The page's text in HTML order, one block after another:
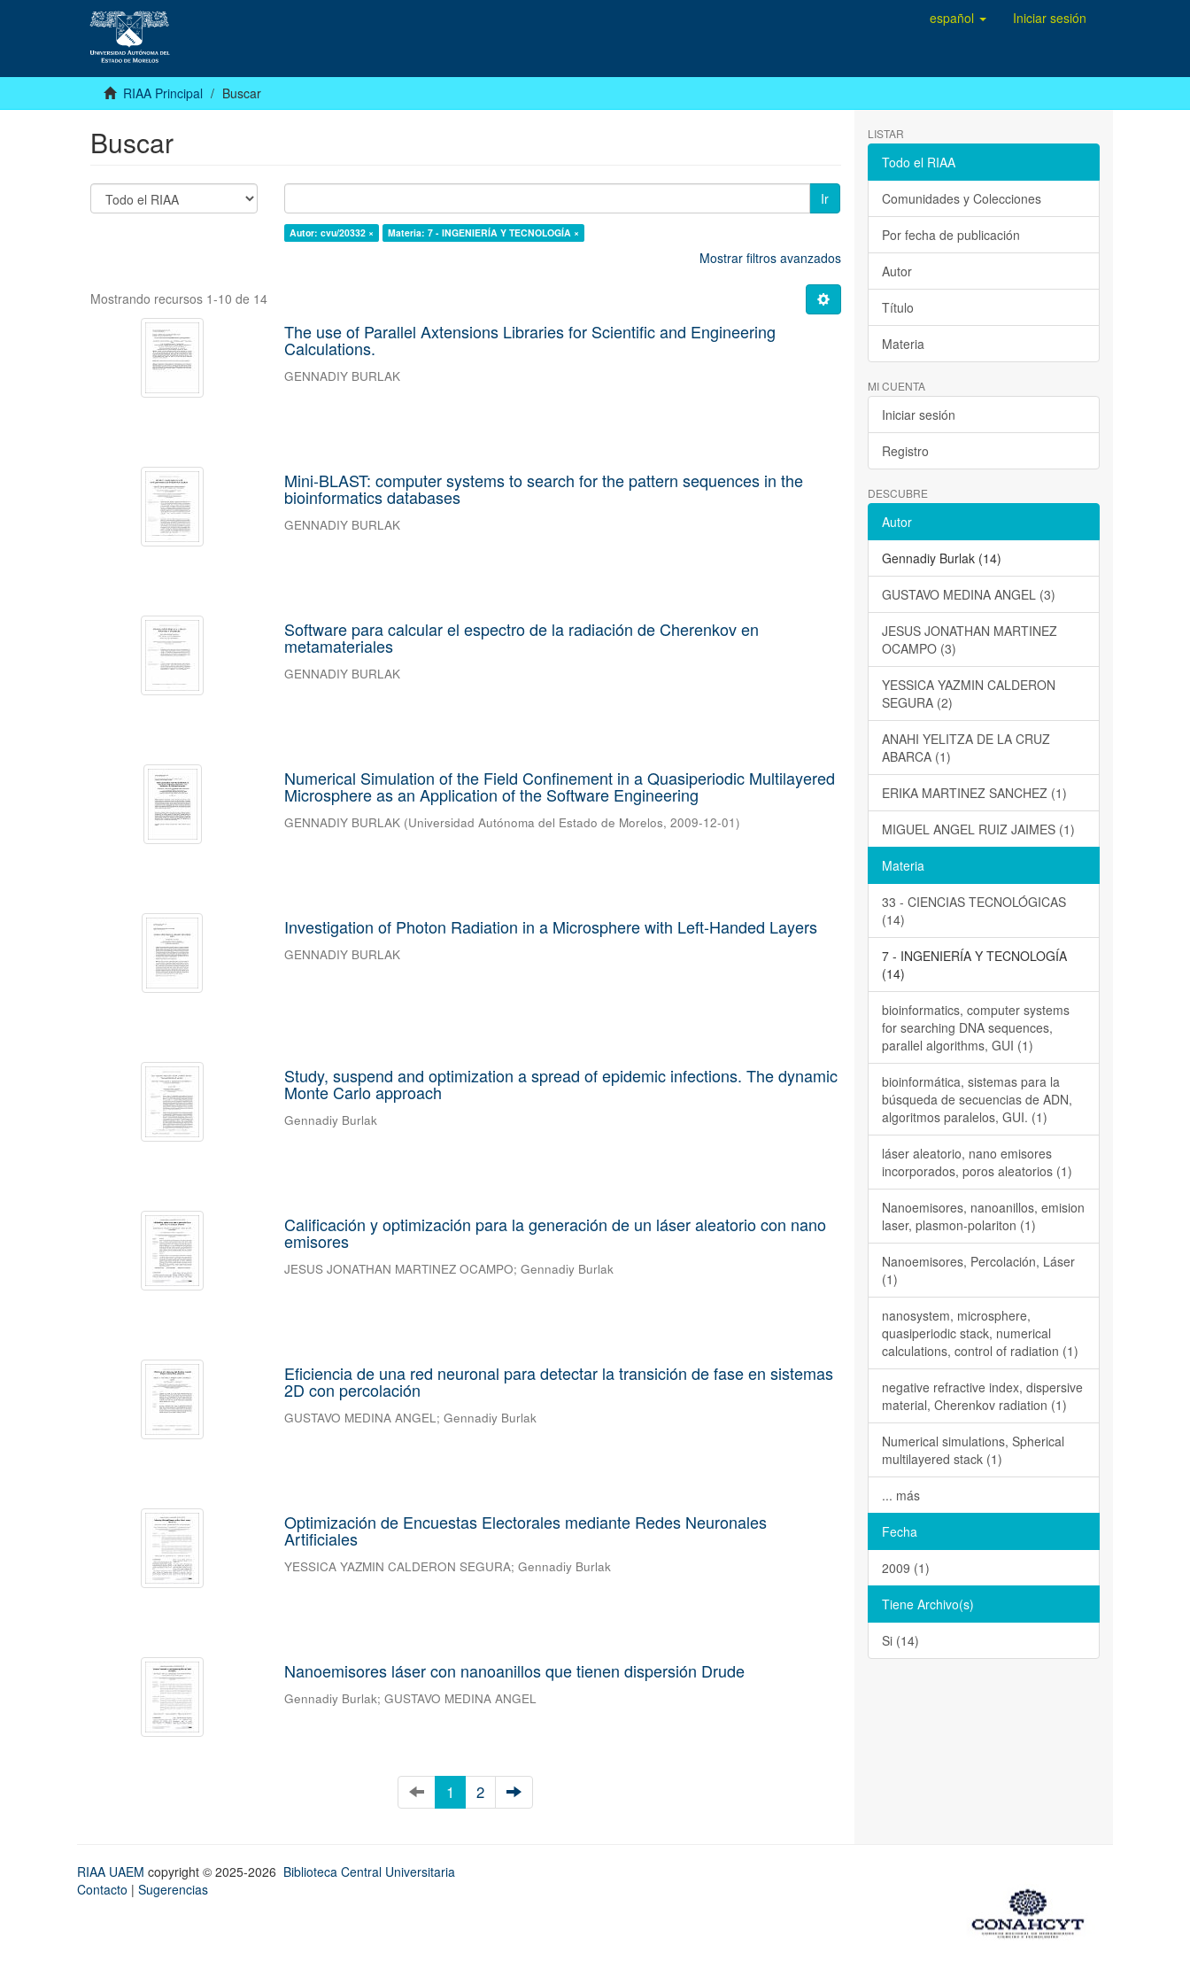
español Iniciar sesión
RIAA Principal Buscar
Buscar
Ir
Autor: cvu/20332 × Materia: 7 - INGENIERÍA Y TECNOLOGÍA ×
Mostrar filtros avanzados
Mostrando recursos 1-10 de 14
The use of Parallel Axtensions Libraries for Scientific and Engineering
Calculations.
GENNADIY BURLAK
Mini-BLAST: computer systems to search for the pattern sequences in the
bioinformatics databases
GENNADIY BURLAK
Software para calcular el espectro de la radiación de Cherenkov en
metamateriales
GENNADIY BURLAK
Numerical Simulation of the Field Confinement in a Quasiperiodic Multilayered
Microsphere as an Application of the Software Engineering
GENNADIY BURLAK (Universidad Autónoma del Estado de Morelos,2009-12-01)
Investigation of Photon Radiation in a Microsphere with Left-Handed Layers
GENNADIY BURLAK
Study, suspend and optimization a spread of epidemic infections. The dynamic
Monte Carlo approach
Gennadiy Burlak
Calificación y optimización para la generación de un láser aleatorio con nano
emisores
JESUS JONATHAN MARTINEZ OCAMPO;Gennadiy Burlak
Eficiencia de una red neuronal para detectar la transición de fase en sistemas
2D con percolación
GUSTAVO MEDINA ANGEL;Gennadiy Burlak
Optimización de Encuestas Electorales mediante Redes Neuronales
Artificiales
YESSICA YAZMIN CALDERON SEGURA;Gennadiy Burlak
Nanoemisores láser con nanoanillos que tienen dispersión Drude
Gennadiy Burlak;GUSTAVO MEDINA ANGEL
1 2
LISTAR
Todo el RIAA
Comunidades y Colecciones
Por fecha de publicación
Autor
Título
Materia
MI CUENTA
Iniciar sesión
Registro
DESCUBRE
Autor
Gennadiy Burlak (14)
GUSTAVO MEDINA ANGEL (3)
JESUS JONATHAN MARTINEZ
OCAMPO (3)
YESSICA YAZMIN CALDERON
SEGURA (2)
ANAHI YELITZA DE LA CRUZ
ABARCA (1)
ERIKA MARTINEZ SANCHEZ (1)
MIGUEL ANGEL RUIZ JAIMES (1)
Materia
33 - CIENCIAS TECNOLÓGICAS
(14)
7 - INGENIERÍA Y TECNOLOGÍA
(14)
bioinformatics, computer systems
for searching DNA sequences,
parallel algorithms, GUI (1)
bioinformática, sistemas para la
búsqueda de secuencias de ADN,
algoritmos paralelos, GUI. (1)
láser aleatorio, nano emisores
incorporados, poros aleatorios (1)
Nanoemisores, nanoanillos, emision
laser, plasmon-polariton (1)
Nanoemisores, Percolación, Láser
(1)
nanosystem, microsphere,
quasiperiodic stack, numerical
calculations, control of radiation (1)
negative refractive index, dispersive
material, Cherenkov radiation (1)
Numerical simulations, Spherical
multilayered stack (1)
... más
Fecha
2009 (1)
Tiene Archivo(s)
Si (14)
RIAA UAEM copyright © 2025-2026 Biblioteca Central Universitaria
Contacto | Sugerencias